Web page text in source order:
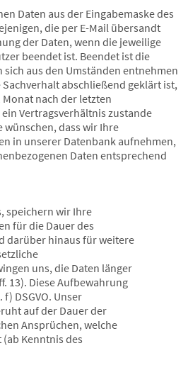
Daten aus der Eingabemaske des
die per E-Mail übersandt
der Daten, wenn die jeweilige
beendet ist. Beendet ist die
aus den Umständen entnehmen
abschließend geklärt ist,
nach der letzten
Vertragsverhältnis zustande
dass wir Ihre
in unserer Datenbank aufnehmen,
Daten entsprechend
speichern wir Ihre
für die Dauer des
darüber hinaus für weitere
uns, die Daten länger
13). Diese Aufbewahrung
DSGVO. Unser
auf der Dauer der
Ansprüchen, welche
Kenntnis des